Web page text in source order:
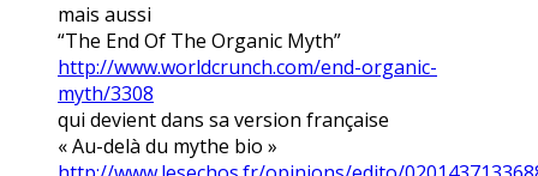
mais aussi
“The End Of The Organic Myth”
http://www.worldcrunch.com/end-organic-
myth/3308
qui devient dans sa version française
« Au-delà du mythe bio »